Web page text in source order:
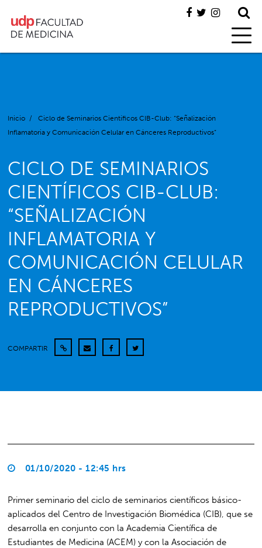
Inicio /
Ciclo de Seminarios Científicos CIB-Club: “Señalización
Inflamatoria y Comunicación Celular en Cánceres Reproductivos”
CICLO DE SEMINARIOS
CIENTÍFICOS CIB-CLUB:
“SEÑALIZACIÓN
INFLAMATORIA Y
COMUNICACIÓN CELULAR
EN CÁNCERES
REPRODUCTIVOS”
COMPARTIR
01/10/2020 - 12:45 hrs
Primer seminario del ciclo de seminarios científicos básico-
aplicados del Centro de Investigación Biomédica (CIB), que se
desarrolla en conjunto con la Academia Científica de
Estudiantes de Medicina (ACEM) y con la Asociación de